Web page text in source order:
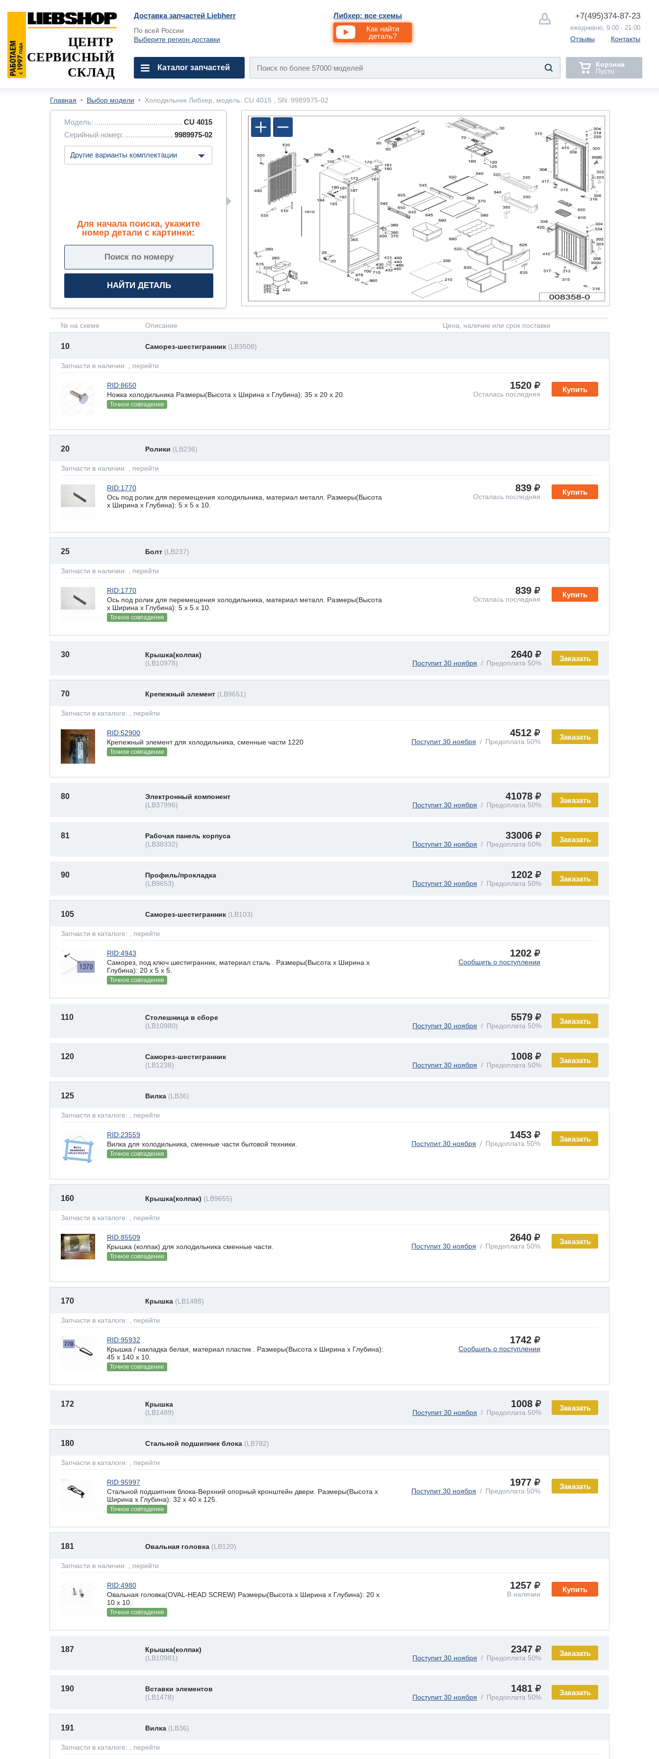
Доставка запчастей Liebherr
По всей России
Выберите регион доставки
Либхер: все схемы
Как найти
деталь?
+7(495)374-87-23
ежедневно, 9:00 - 21:00
Отзывы Контакты
ЦЕНТР
СЕРВИСНЫЙ
СКЛАД
Каталог запчастей
Корзина
Пусто
Главная • Выбор модели • Холодильник Либхер, модель: CU 4015 , SN: 9989975-02
Модель:
CU 4015
Серийный номер:
9989975-02
Для начала поиска, укажите
номер детали с картинки:
№ на схеме Описание Цена, наличие или срок поставки
10 Саморез-шестигранник (LB3508)
Запчасти в наличии: , перейти
Купить
RID:8650
Ножка холодильника Размеры(Высота х Ширина х Глубина): 35 x 20 х 20.
Точное совпадение
1520
Осталась последняя
20 Ролики (LB236)
Запчасти в наличии: , перейти
Купить
RID:1770
Ось под ролик для перемещения холодильника, материал металл. Размеры(Высота
х Ширина х Глубина): 5 x 5 х 10.
839
Осталась последняя
25 Болт (LB237)
Запчасти в наличии: , перейти
Купить
RID:1770
Ось под ролик для перемещения холодильника, материал металл. Размеры(Высота
х Ширина х Глубина): 5 x 5 х 10.
Точное совпадение
839
Осталась последняя
Заказать
30
Крышка(колпак)
(LB10978)
2640
Поступит 30 ноября Предоплата 50%
70 Крепежный элемент (LB9651)
Запчасти в каталоге: , перейти
Заказать
RID:52900
Крепежный элемент для холодильника, сменные части 1220
Точное совпадение
4512
Поступит 30 ноября Предоплата 50%
Заказать
80
Электронный компонент
(LB37996)
41078
Поступит 30 ноября Предоплата 50%
Заказать
81
Рабочая панель корпуса
(LB38332)
33006
Поступит 30 ноября Предоплата 50%
Заказать
90
Профиль/прокладка
(LB9653)
1202
Поступит 30 ноября Предоплата 50%
105 Саморез-шестигранник (LB103)
Запчасти в каталоге: , перейти
RID:4943
Саморез, под ключ шестигранник, материал сталь . Размеры(Высота х Ширина х
Глубина): 20 x 5 х 5.
Точное совпадение
1202
Сообщить о поступлении
Заказать
110
Столешница в сборе
(LB10980)
5579
Поступит 30 ноября Предоплата 50%
Заказать
120
Саморез-шестигранник
(LB1238)
1008
Поступит 30 ноября Предоплата 50%
125 Вилка (LB36)
Запчасти в каталоге: , перейти
Заказать
RID:23559
Вилка для холодильника, сменные части бытовой техники.
Точное совпадение
1453
Поступит 30 ноября Предоплата 50%
160 Крышка(колпак) (LB9655)
Запчасти в каталоге: , перейти
Заказать
RID:85509
Крышка (колпак) для холодильника сменные части.
Точное совпадение
2640
Поступит 30 ноября Предоплата 50%
170 Крышка (LB1488)
Запчасти в каталоге: , перейти
RID:95932
Крышка / накладка белая, материал пластик . Размеры(Высота х Ширина х Глубина):
45 x 140 х 10.
Точное совпадение
1742
Сообщить о поступлении
Заказать
172
Крышка
(LB1489)
1008
Поступит 30 ноября Предоплата 50%
180 Стальной подшипник блока (LB782)
Запчасти в каталоге: , перейти
Заказать
RID:95997
Стальной подшипник блока-Верхний опорный кронштейн двери. Размеры(Высота х
Ширина х Глубина): 32 x 40 х 125.
Точное совпадение
1977
Поступит 30 ноября Предоплата 50%
181 Овальная головка (LB120)
Запчасти в наличии: , перейти
Купить
RID:4980
Овальная головка(OVAL-HEAD SCREW) Размеры(Высота х Ширина х Глубина): 20 x
10 х 10.
Точное совпадение
1257
В наличии
Заказать
187
Крышка(колпак)
(LB10981)
2347
Поступит 30 ноября Предоплата 50%
Заказать
190
Вставки элементов
(LB1478)
1481
Поступит 30 ноября Предоплата 50%
191 Вилка (LB36)
Запчасти в каталоге: , перейти